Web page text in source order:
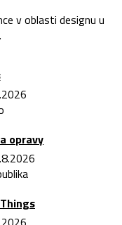
v oblasti designu u
opravy